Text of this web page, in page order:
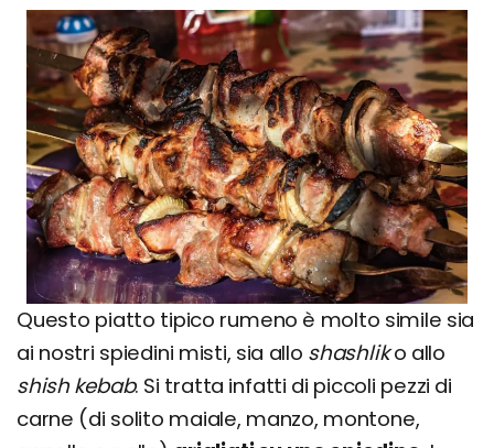
Questo piatto tipico rumeno è molto simile sia
ai nostri spiedini misti, sia allo shashliko allo
shish kebab. Si tratta infatti di piccoli pezzi di
carne (di solito maiale, manzo, montone,